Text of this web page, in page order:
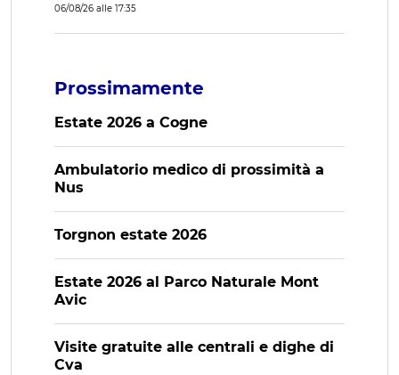
06/08/26 alle 17:35
Prossimamente
Estate 2026 a Cogne
Ambulatorio medico di prossimità a
Nus
Torgnon estate 2026
Estate 2026 al Parco Naturale Mont
Avic
Visite gratuite alle centrali e dighe di
Cva